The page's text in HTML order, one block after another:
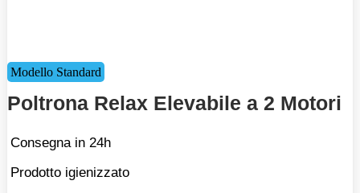
Modello Standard
Poltrona Relax Elevabile a 2 Motori
Consegna in 24h
Prodotto igienizzato